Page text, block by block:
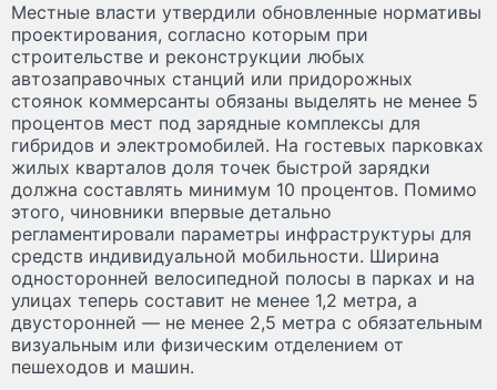
Местные власти утвердили обновленные нормативы
проектирования, согласно которым при
строительстве и реконструкции любых
автозаправочных станций или придорожных
стоянок коммерсанты обязаны выделять не менее 5
процентов мест под зарядные комплексы для
гибридов и электромобилей. На гостевых парковках
жилых кварталов доля точек быстрой зарядки
должна составлять минимум 10 процентов. Помимо
этого, чиновники впервые детально
регламентировали параметры инфраструктуры для
средств индивидуальной мобильности. Ширина
односторонней велосипедной полосы в парках и на
улицах теперь составит не менее 1,2 метра, а
двусторонней — не менее 2,5 метра с обязательным
визуальным или физическим отделением от
пешеходов и машин.